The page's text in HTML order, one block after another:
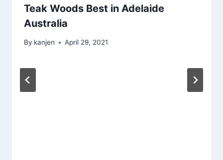
Teak Woods Best in Adelaide
Australia
By kanjen April 29, 2021